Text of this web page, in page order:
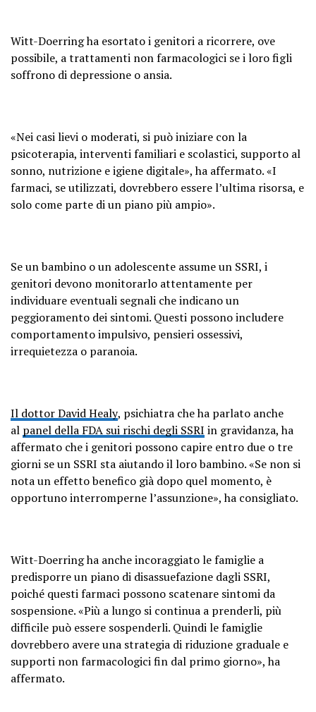
Witt-Doerring ha esortato i genitori a ricorrere, ove
possibile, a trattamenti non farmacologici se i loro figli
soffrono di depressione o ansia.
«Nei casi lievi o moderati, si può iniziare con la
psicoterapia, interventi familiari e scolastici, supporto al
sonno, nutrizione e igiene digitale», ha affermato. «I
farmaci, se utilizzati, dovrebbero essere l’ultima risorsa, e
solo come parte di un piano più ampio».
Se un bambino o un adolescente assume un SSRI, i
genitori devono monitorarlo attentamente per
individuare eventuali segnali che indicano un
peggioramento dei sintomi. Questi possono includere
comportamento impulsivo, pensieri ossessivi,
irrequietezza o paranoia.
Il dottor David Healy, psichiatra che ha parlato anche
al panel della FDA sui rischi degli SSRI in gravidanza, ha
affermato che i genitori possono capire entro due o tre
giorni se un SSRI sta aiutando il loro bambino. «Se non si
nota un effetto benefico già dopo quel momento, è
opportuno interromperne l’assunzione», ha consigliato.
Witt-Doerring ha anche incoraggiato le famiglie a
predisporre un piano di disassuefazione dagli SSRI,
poiché questi farmaci possono scatenare sintomi da
sospensione. «Più a lungo si continua a prenderli, più
difficile può essere sospenderli. Quindi le famiglie
dovrebbero avere una strategia di riduzione graduale e
supporti non farmacologici fin dal primo giorno», ha
affermato.